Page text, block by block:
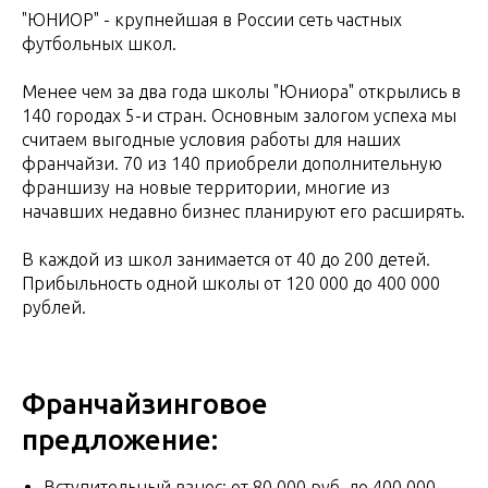
"ЮНИОР" - крупнейшая в России сеть частных
футбольных школ.
Менее чем за два года школы "Юниора" открылись в
140 городах 5-и стран. Основным залогом успеха мы
считаем выгодные условия работы для наших
франчайзи. 70 из 140 приобрели дополнительную
франшизу на новые территории, многие из
начавших недавно бизнес планируют его расширять.
В каждой из школ занимается от 40 до 200 детей.
Прибыльность одной школы от 120 000 до 400 000
рублей.
Франчайзинговое
предложение: